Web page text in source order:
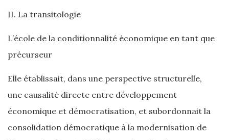
II. La transitologie
L’école de la conditionnalité économique en tant que
précurseur
Elle établissait, dans une perspective structurelle,
une causalité directe entre développement
économique et démocratisation, et subordonnait la
consolidation démocratique à la modernisation de